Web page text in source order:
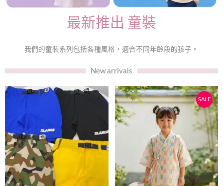
最新推出 童裝
我們的童裝系列包括各種風格，適合不同年齡段的孩子。
New arrivals
此
產
品
有
多
種
SALE
原
始
價
格：
$99。
目
前
價
格：
$89。
此
產
品
有
多
種
款
式。